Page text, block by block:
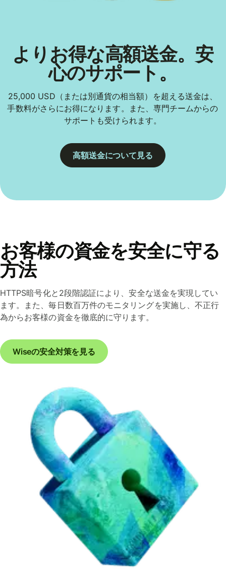
よりお得な高額送金。安
心のサポート。
25,000 USD（または別通貨の相当額）を超える送金は、
手数料がさらにお得になります。また、専門チームからの
サポートも受けられます。
高額送金について見る
お客様の資金を安全に守る
方法
HTTPS暗号化と2段階認証により、安全な送金を実現してい
ます。また、毎日数百万件のモニタリングを実施し、不正行
為からお客様の資金を徹底的に守ります。
Wiseの安全対策を見る